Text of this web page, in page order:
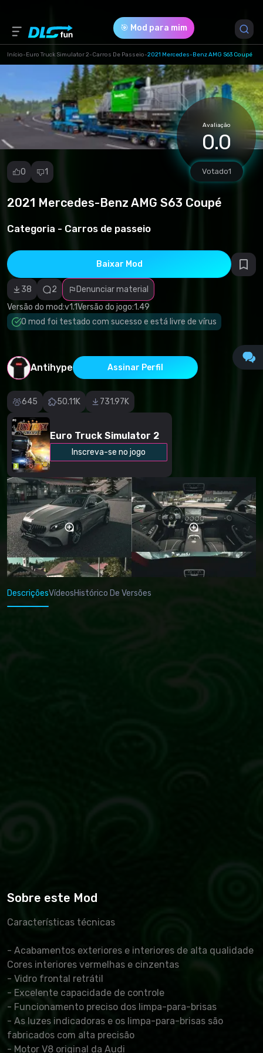
🎯 Mod para mim
Início-Euro Truck Simulator 2-Carros De Passeio-2021 Mercedes-Benz AMG S63 Coupé
Avaliação
0.0
Votado1
0 1
2021 Mercedes-Benz AMG S63 Coupé
Categoria - Carros de passeio
Baixar Mod
38 2
Denunciar material
Versão do mod:v1.1Versão do jogo:1.49
O mod foi testado com sucesso e está livre de vírus
Antihype Assinar Perfil
645 50.11K 731.97K
Euro Truck Simulator 2
Inscreva-se no jogo
Denunciar
incorreta
Software
malicioso/vírus
Conteúdo não
funcional
Descrição
DescriçõesVídeosHistórico De Versões
Sobre este Mod
Características técnicas
- Acabamentos exteriores e interiores de alta qualidade
Cores interiores vermelhas e cinzentas
- Vidro frontal retrátil
- Excelente capacidade de controle
- Funcionamento preciso dos limpa-para-brisas
- As luzes indicadoras e os limpa-para-brisas são
fabricados com alta precisão
- Motor V8 original da Audi
Versão do Jogo *
1.49 (a9e1f01ac6538acd2caeaaaa25794098.scs)
Download (49.21 Mb)